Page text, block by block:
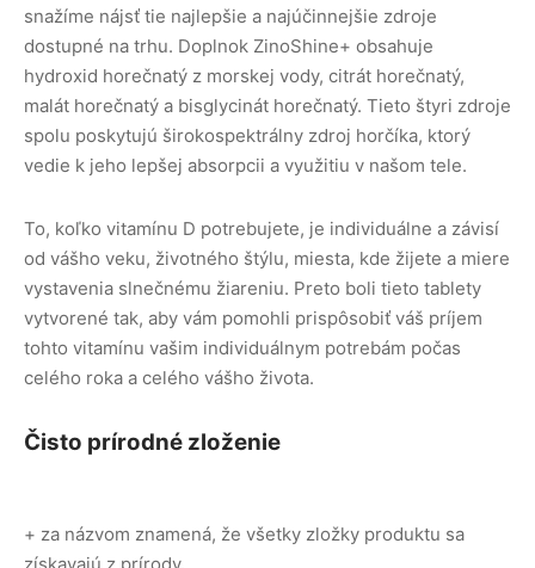
snažíme nájsť tie najlepšie a najúčinnejšie zdroje
dostupné na trhu. Doplnok ZinoShine+ obsahuje
hydroxid horečnatý z morskej vody, citrát horečnatý,
malát horečnatý a bisglycinát horečnatý. Tieto štyri zdroje
spolu poskytujú širokospektrálny zdroj horčíka, ktorý
vedie k jeho lepšej absorpcii a využitiu v našom tele.
To, koľko vitamínu D potrebujete, je individuálne a závisí
od vášho veku, životného štýlu, miesta, kde žijete a miere
vystavenia slnečnému žiareniu. Preto boli tieto tablety
vytvorené tak, aby vám pomohli prispôsobiť váš príjem
tohto vitamínu vašim individuálnym potrebám počas
celého roka a celého vášho života.
Čisto prírodné zloženie
+ za názvom znamená, že všetky zložky produktu sa